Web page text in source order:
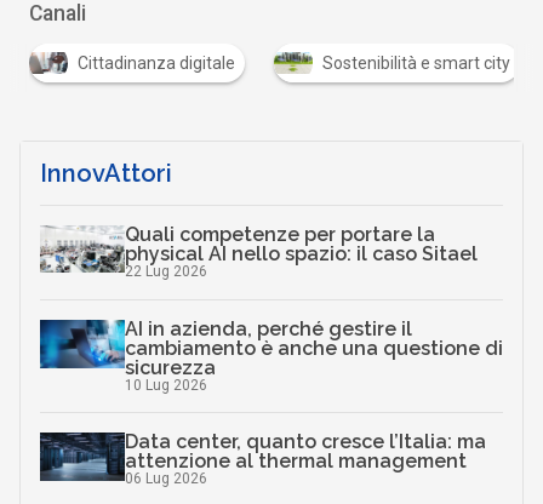
Canali
Cittadinanza digitale Sostenibilità e smart city
InnovAttori
Quali competenze per portare la
physical AI nello spazio: il caso Sitael
22 Lug 2026
AI in azienda, perché gestire il
cambiamento è anche una questione di
sicurezza
10 Lug 2026
Data center, quanto cresce l’Italia: ma
attenzione al thermal management
06 Lug 2026